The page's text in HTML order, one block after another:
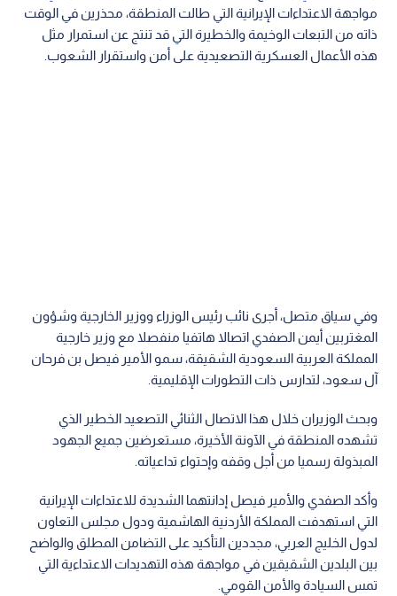
مواجهة الاعتداءات الإيرانية التي طالت المنطقة، محذرين في الوقت
ذاته من التبعات الوخيمة والخطيرة التي قد تنتج عن استمرار مثل
هذه الأعمال العسكرية التصعيدية على أمن واستقرار الشعوب.
وفي سياق متصل، أجرى نائب رئيس الوزراء ووزير الخارجية وشؤون
المغتربين أيمن الصفدي اتصالا هاتفيا منفصلا مع وزير خارجية
المملكة العربية السعودية الشقيقة، سمو الأمير فيصل بن فرحان
آل سعود، لتدارس ذات التطورات الإقليمية.
وبحث الوزيران خلال هذا الاتصال الثنائي التصعيد الخطير الذي
تشهده المنطقة في الآونة الأخيرة، مستعرضين جميع الجهود
المبذولة رسميا من أجل وقفه وإحتواء تداعياته.
وأكد الصفدي والأمير فيصل إدانتهما الشديدة للاعتداءات الإيرانية
التي استهدفت المملكة الأردنية الهاشمية ودول مجلس التعاون
لدول الخليج العربي، مجددين التأكيد على التضامن المطلق والواضح
بين البلدين الشقيقين في مواجهة هذه التهديدات الاعتداءية التي
تمس السيادة والأمن القومي.